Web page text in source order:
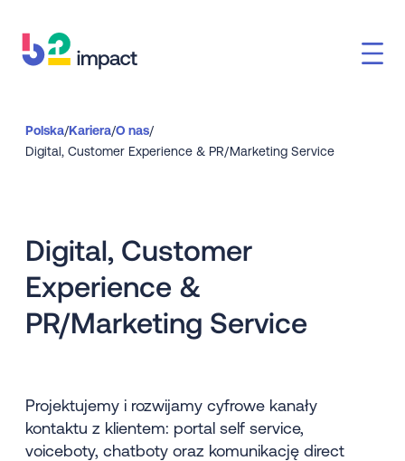
Polska/Kariera/O nas/
Digital, Customer Experience & PR/Marketing Service
Digital, Customer
Experience &
PR/Marketing Service
Projektujemy i rozwijamy cyfrowe kanały
kontaktu z klientem: portal self service,
voiceboty, chatboty oraz komunikację direct